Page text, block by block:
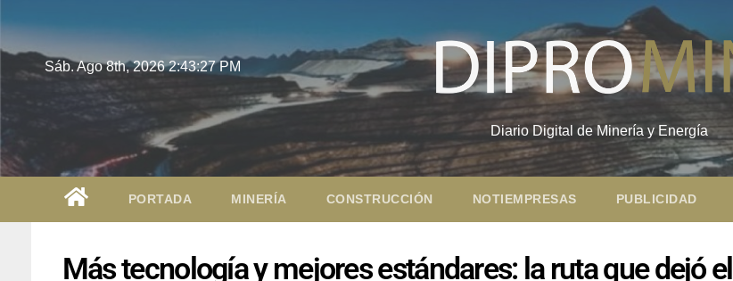
Sáb. Ago 8th, 20262:43:28 PM
Diario Digital de Minería y Energía
PORTADA MINERÍA CONSTRUCCIÓN NOTIEMPRESAS PUBLICIDAD
Más tecnología y mejores estándares: la ruta que dejó el